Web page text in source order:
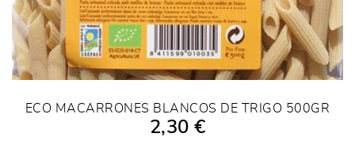
AÑADIR A LA COMPRA
ECO MACARRONES BLANCOS DE TRIGO 500GR
2,30 €